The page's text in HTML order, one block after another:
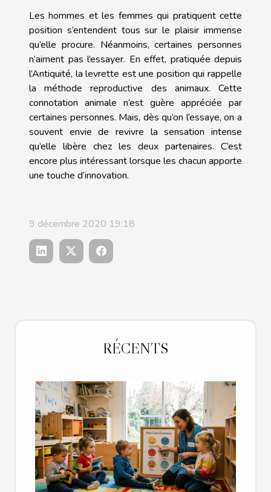
Les hommes et les femmes qui pratiquent cette
position s’entendent tous sur le plaisir immense
qu’elle procure. Néanmoins, certaines personnes
n’aiment pas l’essayer. En effet, pratiquée depuis
l’Antiquité, la levrette est une position qui rappelle
la méthode reproductive des animaux. Cette
connotation animale n’est guère appréciée par
certaines personnes. Mais, dès qu’on l’essaye, on a
souvent envie de revivre la sensation intense
qu’elle libère chez les deux partenaires. C’est
encore plus intéressant lorsque les chacun apporte
une touche d’innovation.
9 décembre 2020 19:18
RÉCENTS